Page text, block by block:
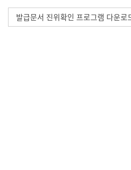
발급문서 진위확인 프로그램 다운로